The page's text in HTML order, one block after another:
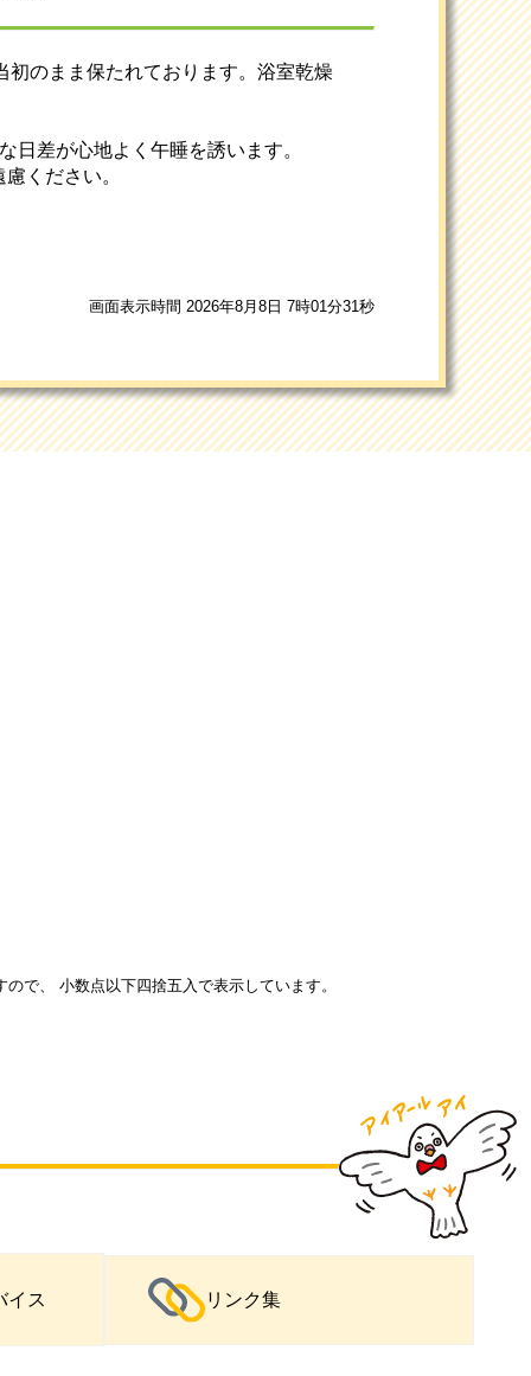
のまま保たれております。浴室乾燥
日差が心地よく午睡を誘います。
ください。
画面表示時間 2026年8月8日 7時01分31秒
で、 小数点以下四捨五入で表示しています。
イス リンク集